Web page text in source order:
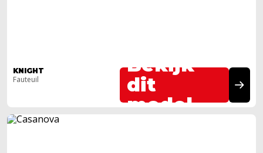
KNIGHT
Fauteuil
Bekijk
dit
model